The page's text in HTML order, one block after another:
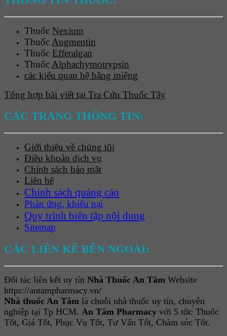
Thuốc Nexium
Thuốc Augmentin
Thuốc Efferalgan
Thuốc Alphachymotrypsin
các kiểu quan hệ bằng miệng
Tổng hợp bài viết tại Tra Cứu Thuốc Tây
CÁC TRANG THÔNG TIN:
Giới thiệu về chúng tôi
Điều khoản dịch vụ
Chính sách bảo mật
Liên hệ
Chính sách quảng cáo
Phản ứng, khiếu nại
Quy trình biên tập nội dung
Sitemap
CÁC LIÊN KẾ BÊN NGOÀI:
Đối tác liên kết uy tín Nhà Thuốc An Tâm Website
https://antampharmacy.vn/
Nhà thuốc An Tâm là chuỗi nhà thuốc uy tín, chuyên
nghiệp tại Tp HCM. An Tâm Pharmacy với 5 tốt: Thuốc
Tốt, Giá Tốt, Phục Vụ Tốt, Tư Vấn Tốt, Chăm sóc Tốt.